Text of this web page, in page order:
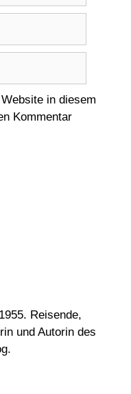
in diesem
Kommentar
Reisende,
und Autorin des